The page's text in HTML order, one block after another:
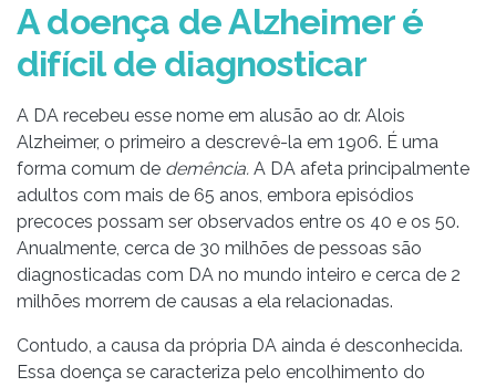
A doença de Alzheimer é
difícil de diagnosticar
A DA recebeu esse nome em alusão ao dr. Alois
Alzheimer, o primeiro a descrevê-la em 1906. É uma
forma comum de demência. A DA afeta principalmente
adultos com mais de 65 anos, embora episódios
precoces possam ser observados entre os 40 e os 50.
Anualmente, cerca de 30 milhões de pessoas são
diagnosticadas com DA no mundo inteiro e cerca de 2
milhões morrem de causas a ela relacionadas.
Contudo, a causa da própria DA ainda é desconhecida.
Essa doença se caracteriza pelo encolhimento do